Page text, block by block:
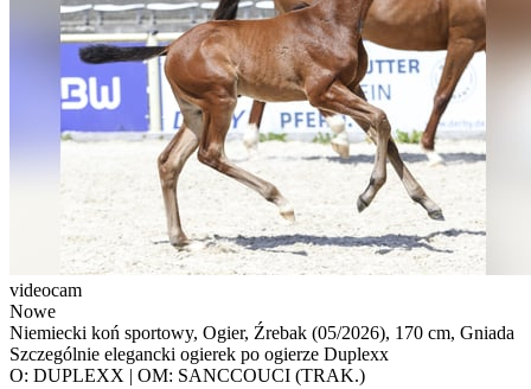
videocam
Nowe
Niemiecki koń sportowy, Ogier, Źrebak (05/2026), 170 cm, Gniada
Szczególnie elegancki ogierek po ogierze Duplexx
O: DUPLEXX | OM: SANCCOUCI (TRAK.)